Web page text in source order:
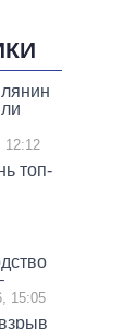
12:12
топ-
15:05